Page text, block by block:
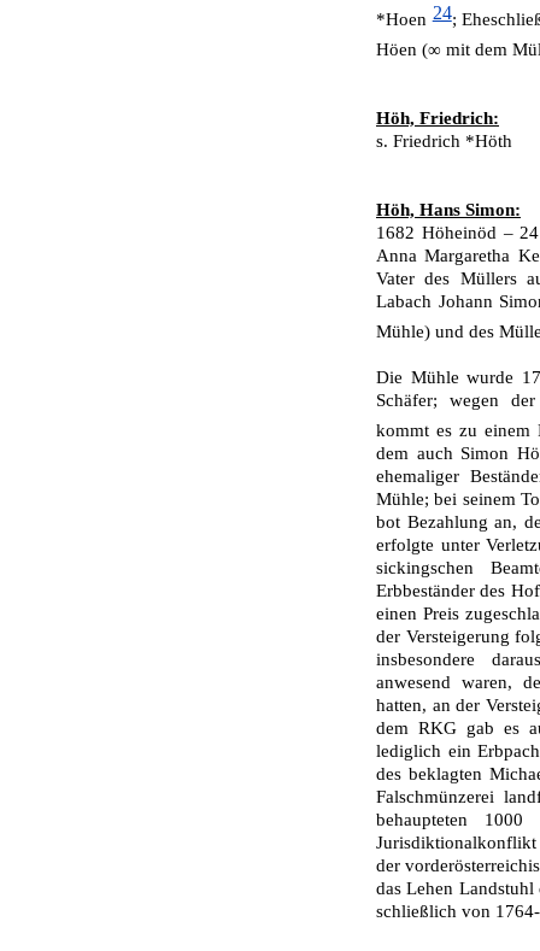
*Hoen24;
Höen (∞ mit dem
Höh, Friedrich:
s. Friedrich *Höth
Höh, Hans Simon:
1682 Höheinöd –
Anna Margaretha
Vater des Müllers
Labach Johann
Mühle) und des
Die Mühle wurde
Schäfer; wegen
kommt es zu einem
dem auch Simon
ehemaliger
Mühle; bei seinem
bot Bezahlung an,
erfolgte unter
sickingschen
Erbbeständer des
einen Preis
der Versteigerung
insbesondere
anwesend waren,
hatten, an der
dem RKG gab es
lediglich ein
des beklagten
Falschmünzerei
behaupteten
der
das Lehen Landstuhl
schließlich von